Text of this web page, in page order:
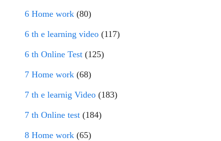
6 Home work (80)
6 th e learning video (117)
6 th Online Test (125)
7 Home work (68)
7 th e learnig Video (183)
7 th Online test (184)
8 Home work (65)